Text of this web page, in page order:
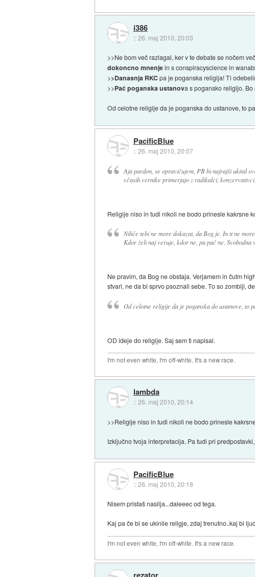
i386
::26. maj 2010, 20:03
>>Ne bom več razlagal, ker v te debate se nočem
dokoncno mnenjein s conspiracyscience in
>>Danasnja RKCpa je poganska religija! Ti
>>Pač poganska ustanova s pogansko religijo. Bo
Od celotne religije da je poganska do ustanove, to
PacificBlue
::26. maj 2010, 20:07
Aja pardon, se opravičujem, PB bi najrajši ukinil
včasih vernike primerjajo z radikalci, konzervativci,
Religije niso in tudi nikoli ne bodo prinesle kakrsne
Nihče tebi ne more dokazat, da Bog je. In ti ne
Kdor želi naj veruje, kdor ne, pa pač ne. Svobodna
Ne pravim, da Bog ne obstaja. Verjamem in čutm
stvari, ne da bi sprvo psoznali sebe. To so zombiji,
Od celotne religije da je poganska do ustanove, to
OD ideje do religije. Saj sem ti napisal.
I'm not even white, I'm off-white. It's a new race.
lambda
::26. maj 2010, 20:14
>>Religije niso in tudi nikoli ne bodo prinesle
Izključno tvoja interpretacija. Pa tudi pri
PacificBlue
::26. maj 2010, 20:18
Nisem pristaš nasilja...daleeec od tega.
Kaj pa če bi se ukinile religje, zdaj trenutno..kaj bi
I'm not even white, I'm off-white. It's a new race.